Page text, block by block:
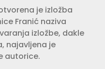
je izložba
Franić naziva
izložbe, dakle
najavljena je
autorice.